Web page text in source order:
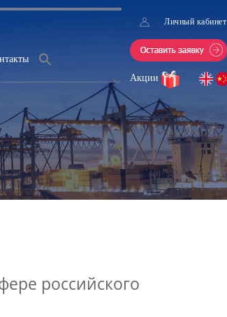
Личный кабинет
Акции
российского